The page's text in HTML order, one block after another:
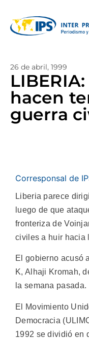
26 de abril, 1999
hacen
guerra
Corresponsal de
Liberia parece
luego de que
fronteriza de
civiles a huir hacia
El gobierno acusó
K, Alhaji Kromah,
la semana pasada.
El Movimiento
Democracia
1992 se dividió en